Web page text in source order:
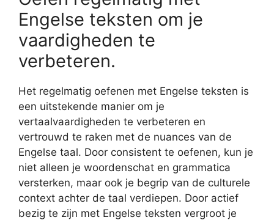
Engelse teksten om je
vaardigheden te
verbeteren.
Het regelmatig oefenen met Engelse teksten is
een uitstekende manier om je
vertaalvaardigheden te verbeteren en
vertrouwd te raken met de nuances van de
Engelse taal. Door consistent te oefenen, kun je
niet alleen je woordenschat en grammatica
versterken, maar ook je begrip van de culturele
context achter de taal verdiepen. Door actief
bezig te zijn met Engelse teksten vergroot je